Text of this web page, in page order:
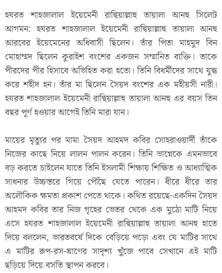
হযরত শাহজালাল ইয়েমেনী রাদ্বিয়াল্লাহু তায়ালা আনহু সিলেট
আগমন: হযরত শাহজালাল ইয়েমেনী রাদ্বিয়াল্লাহু তায়ালা আনহু
আরবের ইয়েমেনের অধিবাসী ছিলেন। তাঁর পিতা মাহমুদ বিন
মোহাম্মদ ছিলেন কুরাইশ বংশের একজন সম্মানিত ব্যক্তি। তাকে
পীরদের পীর হিসাবে অভিহিত করা হতো। তিনি বিধর্মীদের সাথে যুদ্ধ
করে শহীদ হন। তাঁর মা ছিলেন সৈয়দ বংশের এক মহীয়সী নারী।
হযরত শাহজালাল ইয়েমেনী রাদ্বিয়াল্লাহু তায়ালা আনহু এর বয়স তিন
বছর পূর্ণ হওয়ার আগেই তিনি মারা যান।
মায়ের মৃত্যুর পর মামা সৈয়দ আহমদ কবির সোহরাওয়ার্দী তাঁকে
নিজের কাছে নিয়ে লালন পালন করেন। তিনি ভাগ্নেকে এমনভাবে
বড় করতে চাইলেন যাতে তিনি ইসলামী শিক্ষায় শিক্ষিত ও আধ্যাত্মিক
সাধনার উচ্চস্তরে গিয়ে পৌঁছে যেতে পারেন। ধীরে ধীরে তার
অলৌকিক ক্ষমতা প্রকাশ পেতে থাকে। কথিত রয়েছে-একদিন সৈয়দ
আহমদ কবির তার নিজ গৃহের ভেতর থেকে এক মুঠো মাটি নিয়ে
এসে হযরত শাহজালাল ইয়েমেনী রাদ্বিয়াল্লাহু তায়ালা আনহু হাতে
দিয়ে বললেন, ভারতবর্ষে দিকে বেড়িয়ে পড়ো এবং যে মাটির সাথে
এ মাটির রূপ-রস-ঘ্রাণের সাদৃশ্য খুঁজে পাবে সেখানে এই মাটি
ছড়িয়ে দিয়ে বসতি স্থাপন করবে।